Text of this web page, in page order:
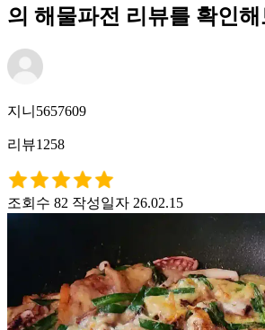
의 해물파전 리뷰를 확인
지니5657609
리뷰1258
조회수 82 작성일자 26.02.15